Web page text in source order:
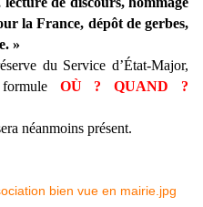
la France, dépôt de gerbes,
»
du Service d’État-Major,
OÙ ? QUAND ?
néanmoins présent.